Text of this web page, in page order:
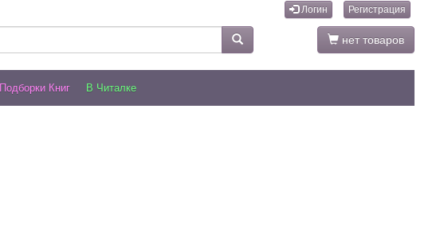
Логин Регистрация
нет товаров
Подборки Книг В Читалке